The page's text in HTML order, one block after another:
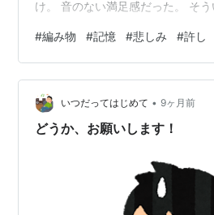
け。 音のない満足感だった。 そ
幸福な記憶、そうじゃない記憶。
に。 それは声にも紛れない。 編
っても困らない物を編む。 この時
だ。 糸と針とを手繰る。模様を編
くなるのは傷つけられたとき。 ▶︎
#編み物 #記憶 #悲しみ #許し
いつだってはじめて • 9ヶ月前
どうか、お願いします！